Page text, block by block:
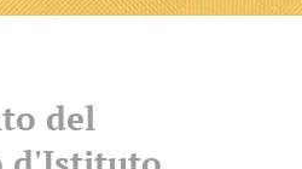
del